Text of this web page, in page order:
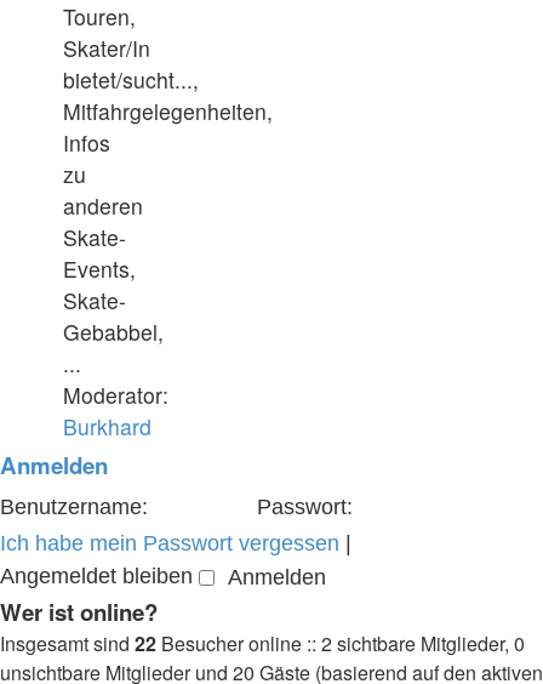
Touren,
Skater/In
bietet/sucht...,
Mitfahrgelegenheiten,
Infos
zu
anderen
Skate-
Events,
Skate-
Gebabbel,
...
Moderator:
Burkhard
Anmelden
Benutzername:
Passwort:
Ich habe mein Passwort vergessen
Angemeldet bleiben
Wer ist online?
Insgesamt sind 22 Besucher online :: 2 sichtbare Mitglieder, 0
unsichtbare Mitglieder und 20 Gäste (basierend auf den aktiven